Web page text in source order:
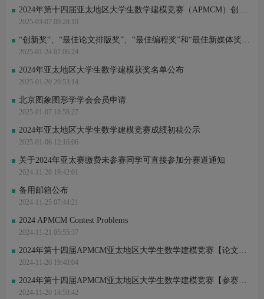
* 刚刚完成了报名
* 刚刚完成了报名
S*y 刚刚进行了关注
2024年第十四届亚太地区大学生数学建模竞赛（APMCM）创新奖答辩入围名单公布
2025-03-07 09:28:10
“创新奖“、“最佳论文排版奖”、“最佳编程奖”和“最佳新媒体奖”申请方式通知
2025-01-24 07:06:24
2024年亚太地区大学生数学建模获奖名单公布
2025-01-20 20:53:14
北京图象图形学学会会员申请
2025-01-07 18:58:27
2024年亚太地区大学生数学建模竞赛成绩初稿公示
2025-01-06 12:16:06
关于2024年亚太赛缴费未参赛同学可直接参加分赛道通知
2024-11-28 19:42:01
备用邮箱公布
2024-11-25 07:44:21
2024 APMCM Contest Problems
2024-11-21 05:55:37
2024年第十四届APMCM亚太地区大学生数学建模竞赛【论文提交规范、论文模板、承诺书】发布
2024-11-20 19:48:04
2024年第十四届APMCM亚太地区大学生数学建模竞赛【参赛纪律和论文提交方式说明】发布
2024-11-20 18:58:42